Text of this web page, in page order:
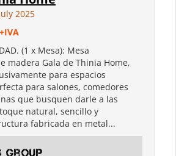
2025
(1 x Mesa): Mesa
madera Gala de Thinia Home,
para espacios
para salones, comedores
que busquen darle a las
natural, sencillo y
fabricada en metal...
Group